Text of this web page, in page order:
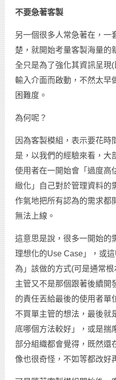
不要急著客製
另一個很多人常急著在，一
楚，就開始考量客製海量的
全只是為了強化其資訊呈現
輸入介面而啟動，不然太早
困難度。
為何呢？
因為客製模組，表示要花時
是，以我們的經驗來看，大
使用者在一開始會「過度高
緻化」自己對於管理資料的
作氣地把所有認為的需求都
無法上線。
這意思是說，很多一開始的
理想化的Use Case」，或
為」該做的方式(可是通常
主管又不是那個跟著後續開
的責任丟給最後的使用者單
不買單主管的想法，最後就
底哪個方法較好」，或是揣
部分組織都會覺得，既然還
像也很奇怪，不如等都改好